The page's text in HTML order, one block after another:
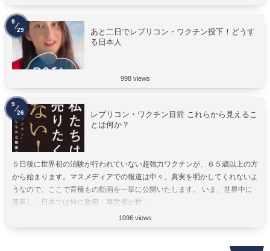
あと二日でレプリコン・ワクチン投下！どうす
る日本人
998 views
9
29
レプリコン・ワクチン目前 これらから見えるこ
とは何か？
５日後に世界初の治験が行われていない超強力ワクチンが、６５歳以上の方
から始まります。マスメディアでの報道は中々、真実を明かしてくれないよ
うなので、ここで育種もの動画を一挙に公開いたします。 いま、世界中に
蔓延し、日本では特に政府・厚労省が世...
1096 views
9
26